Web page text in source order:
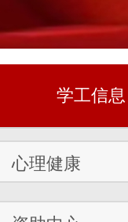
学工信息
心理健康